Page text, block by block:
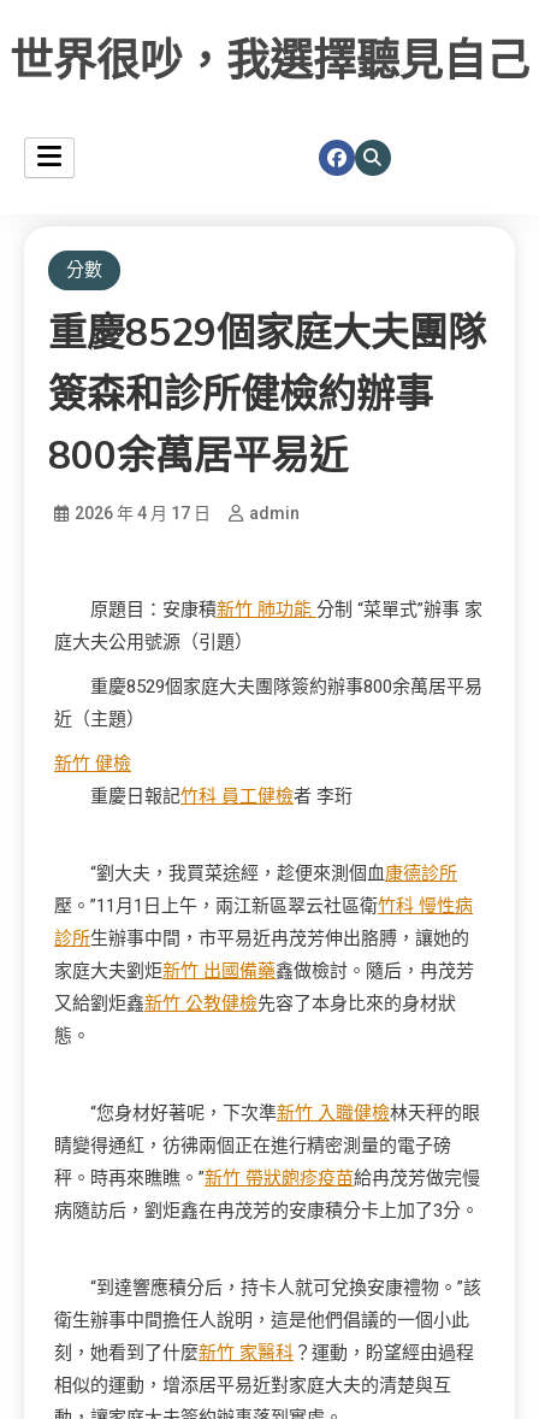
世界很吵，我選擇聽見自己
分數
重慶8529個家庭大夫團隊
簽森和診所健檢約辦事
800余萬居平易近
2026 年 4 月 17 日 admin
原題目：安康積新竹 肺功能 分制 “菜單式”辦事 家
庭大夫公用號源（引題）
重慶8529個家庭大夫團隊簽約辦事800余萬居平易
近（主題）
新竹 健檢
重慶日報記竹科 員工健檢者 李珩
“劉大夫，我買菜途經，趁便來測個血康德診所
壓。”11月1日上午，兩江新區翠云社區衛竹科 慢性病
診所生辦事中間，市平易近冉茂芳伸出胳膊，讓她的
家庭大夫劉炬新竹 出國備藥鑫做檢討。隨后，冉茂芳
又給劉炬鑫新竹 公教健檢先容了本身比來的身材狀
態。
“您身材好著呢，下次準新竹 入職健檢林天秤的眼
睛變得通紅，彷彿兩個正在進行精密測量的電子磅
秤。時再來瞧瞧。”新竹 帶狀皰疹疫苗給冉茂芳做完慢
病隨訪后，劉炬鑫在冉茂芳的安康積分卡上加了3分。
“到達響應積分后，持卡人就可兌換安康禮物。”該
衛生辦事中間擔任人說明，這是他們倡議的一個小此
刻，她看到了什麼新竹 家醫科 ？運動，盼望經由過程
相似的運動，增添居平易近對家庭大夫的清楚與互